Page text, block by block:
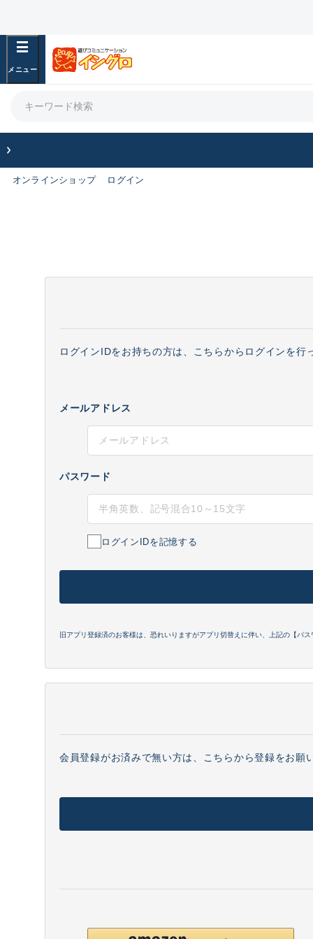
オンラインショップ ログイン
ログインIDをお持ちの方は、こちらからログインを行
メールアドレス
パスワード
ログインIDを記憶する
旧アプリ登録済のお客様は、恐れいりますがアプリ切替えに伴い、上記の【パ
会員登録がお済みで無い方は、こちらから登録をお願